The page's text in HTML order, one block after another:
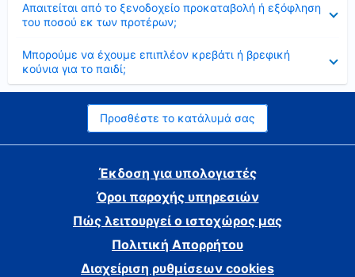
Απαιτείται από το ξενοδοχείο προκαταβολή ή εξόφληση
του ποσού εκ των προτέρων;
Μπορούμε να έχουμε επιπλέον κρεβάτι ή βρεφική
κούνια για το παιδί;
Προσθέστε το κατάλυμά σας
Έκδοση για υπολογιστές
Όροι παροχής υπηρεσιών
Πώς λειτουργεί ο ιστοχώρος μας
Πολιτική Απορρήτου
Διαχείριση ρυθμίσεων cookies